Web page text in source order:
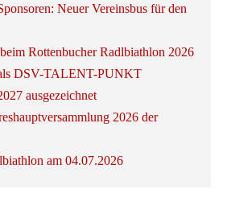
Neuer Vereinsbus für den
Rottenbucher Radlbiathlon 2026
DSV-TALENT-PUNKT
ausgezeichnet
2026 der
am 04.07.2026